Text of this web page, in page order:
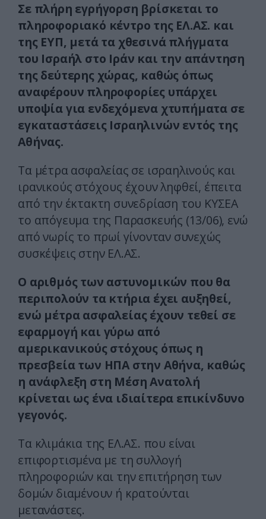
Σε πλήρη εγρήγορση βρίσκεται το
πληροφοριακό κέντρο της ΕΛ.ΑΣ. και
της ΕΥΠ, μετά τα χθεσινά πλήγματα
του Ισραήλ στο Ιράν και την απάντηση
της δεύτερης χώρας, καθώς όπως
αναφέρουν πληροφορίες υπάρχει
υποψία για ενδεχόμενα χτυπήματα σε
εγκαταστάσεις Ισραηλινών εντός της
Αθήνας.
Τα μέτρα ασφαλείας σε ισραηλινούς και
ιρανικούς στόχους έχουν ληφθεί, έπειτα
από την έκτακτη συνεδρίαση του ΚΥΣΕΑ
το απόγευμα της Παρασκευής (13/06), ενώ
από νωρίς το πρωί γίνονταν συνεχώς
συσκέψεις στην ΕΛ.ΑΣ.
Ο αριθμός των αστυνομικών που θα
περιπολούν τα κτήρια έχει αυξηθεί,
ενώ μέτρα ασφαλείας έχουν τεθεί σε
εφαρμογή και γύρω από
αμερικανικούς στόχους όπως η
πρεσβεία των ΗΠΑ στην Αθήνα, καθώς
η ανάφλεξη στη Μέση Ανατολή
κρίνεται ως ένα ιδιαίτερα επικίνδυνο
γεγονός.
Τα κλιμάκια της ΕΛ.ΑΣ. που είναι
επιφορτισμένα με τη συλλογή
πληροφοριών και την επιτήρηση των
δομών διαμένουν ή κρατούνται
μετανάστες.